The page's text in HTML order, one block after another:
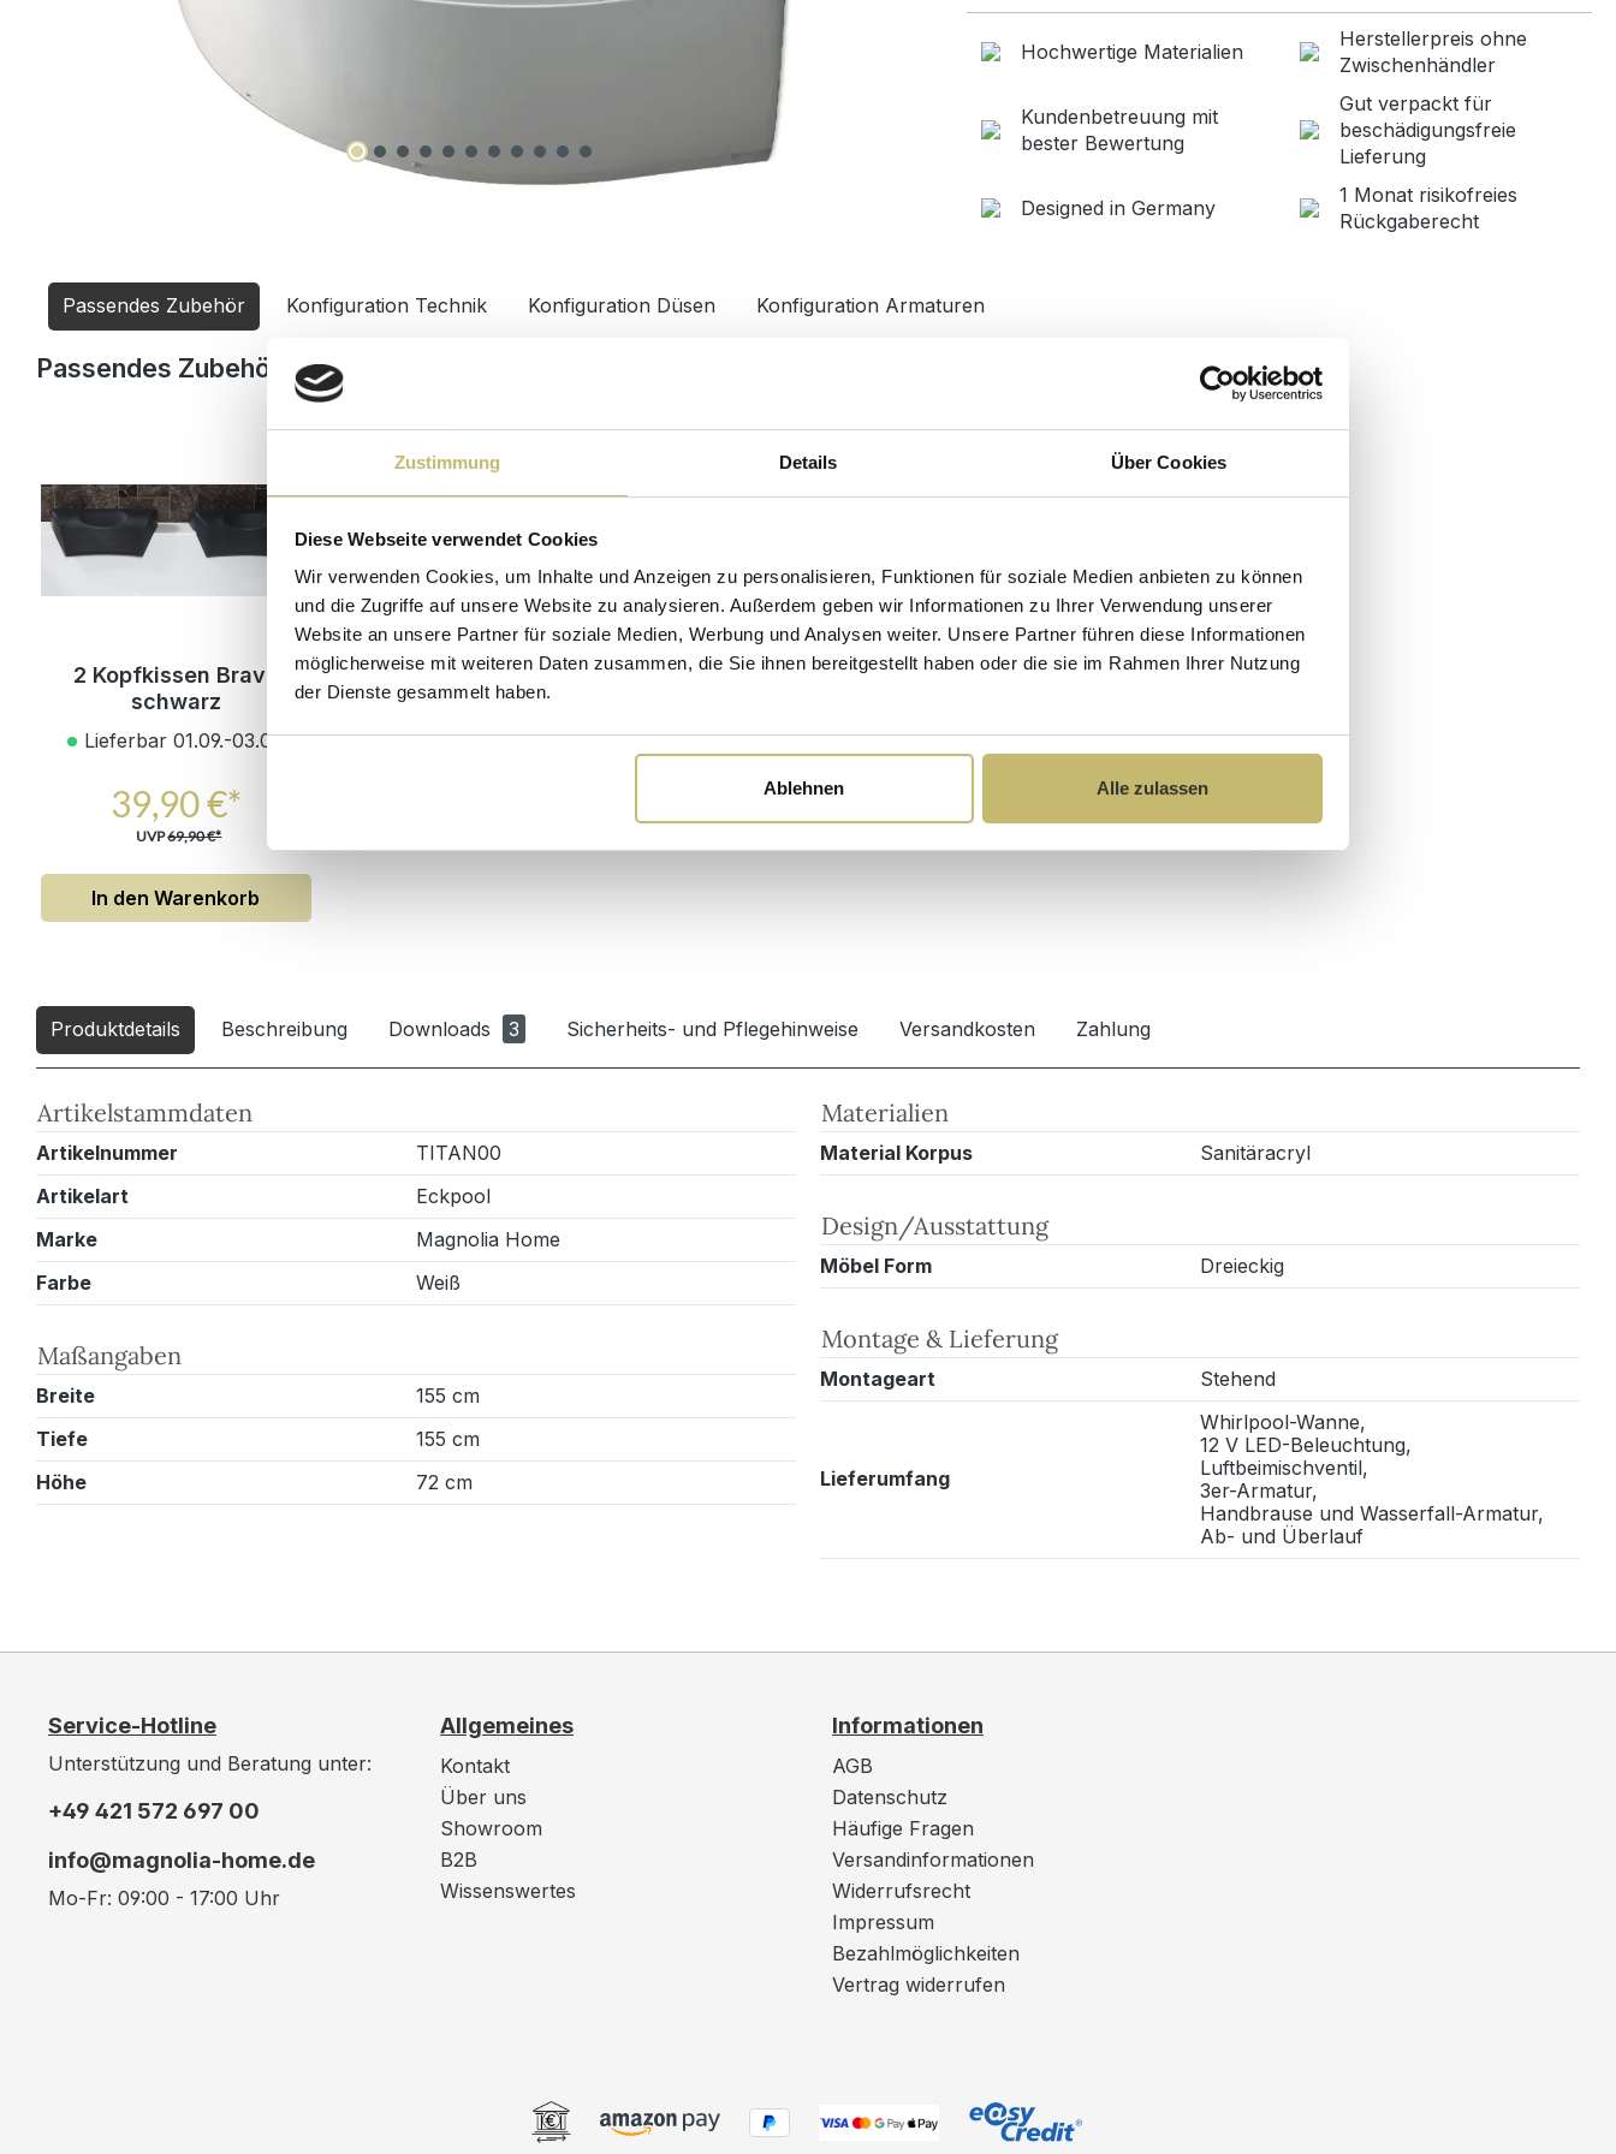
Zustimmung Details Über Cookies
Diese Webseite verwendet Cookies
Wir verwenden Cookies, um Inhalte und Anzeigen zu personalisieren, Funktionen für soziale Medien anbieten zu können
und die Zugriffe auf unsere Website zu analysieren. Außerdem geben wir Informationen zu Ihrer Verwendung unserer
Website an unsere Partner für soziale Medien, Werbung und Analysen weiter. Unsere Partner führen diese Informationen
möglicherweise mit weiteren Daten zusammen, die Sie ihnen bereitgestellt haben oder die sie im Rahmen Ihrer Nutzung
der Dienste gesammelt haben.
Ablehnen Alle zulassen
Hochwertige Materialien
Herstellerpreis ohne
Zwischenhändler
Kundenbetreuung mit
bester Bewertung
Gut verpackt für
beschädigungsfreie
Lieferung
Designed in Germany
1 Monat risikofreies
Rückgaberecht
Passendes Zubehör Konfiguration Technik Konfiguration Düsen Konfiguration Armaturen
Produktgalerie überspringen
Passendes Zubehör
2 Kopfkissen Bravo
schwarz
Lieferbar 01.09.-03.09.
39,90 €*
UVP69,90 €*
In den Warenkorb
Produktdetails Beschreibung Downloads 3 Sicherheits- und Pflegehinweise Versandkosten Zahlung
Artikelstammdaten
Artikelnummer
TITAN00
Artikelart
Eckpool
Marke
Magnolia Home
Farbe
Weiß
Maßangaben
Breite
155 cm
Tiefe
155 cm
Höhe
72 cm
Materialien
Material Korpus Sanitäracryl
Design/Ausstattung
Möbel Form Dreieckig
Montage & Lieferung
Montageart Stehend
Lieferumfang
Whirlpool-Wanne,
12 V LED-Beleuchtung,
Luftbeimischventil,
3er-Armatur,
Handbrause und Wasserfall-Armatur,
Ab- und Überlauf
Service-Hotline
Unterstützung und Beratung unter:
+49 421 572 697 00
info@magnolia-home.de
Mo-Fr: 09:00 - 17:00 Uhr
Allgemeines
Kontakt
Über uns
Showroom
B2B
Wissenswertes
Informationen
AGB
Datenschutz
Häufige Fragen
Versandinformationen
Widerrufsrecht
Impressum
Bezahlmöglichkeiten
Vertrag widerrufen